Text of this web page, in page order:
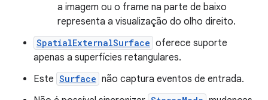
a imagem ou o frame na parte de baixo
representa a visualização do olho direito.
SpatialExternalSurface oferece suporte
apenas a superfícies retangulares.
Este Surface não captura eventos de entrada.